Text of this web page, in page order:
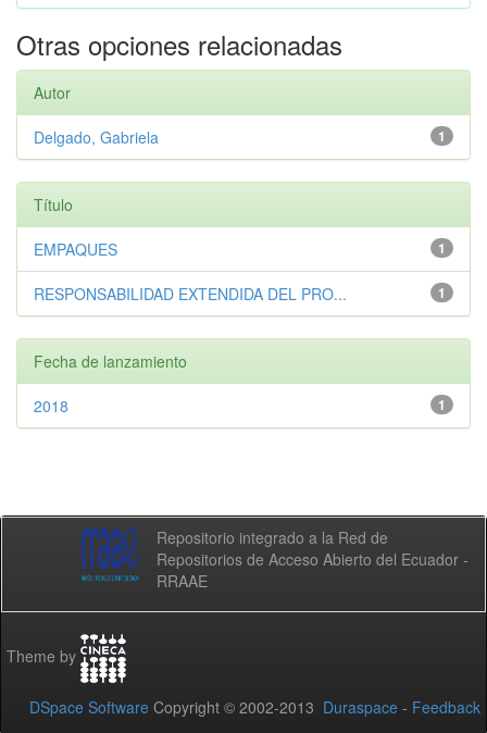
Otras opciones relacionadas
Autor
1
Delgado, Gabriela
Título
1
EMPAQUES
1
RESPONSABILIDAD EXTENDIDA DEL PRO...
Fecha de lanzamiento
1
2018
Repositorio integrado a la Red de
Repositorios de Acceso Abierto del Ecuador -
RRAAE
Theme by
DSpace Software Copyright © 2002-2013 Duraspace - Feedback